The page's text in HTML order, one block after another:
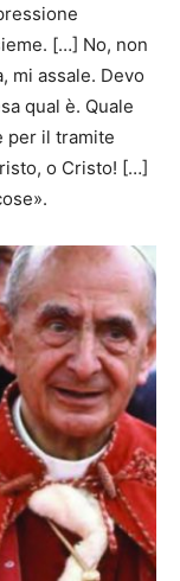
[…] No, non
mi assale. Devo
qual è. Quale
per il tramite
o Cristo! […]